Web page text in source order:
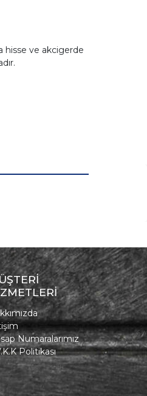
hisse ve akcigerde
Numaralarımız
Politikası